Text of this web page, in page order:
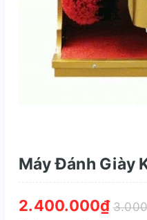
Máy Đánh Giày
2.400.000₫